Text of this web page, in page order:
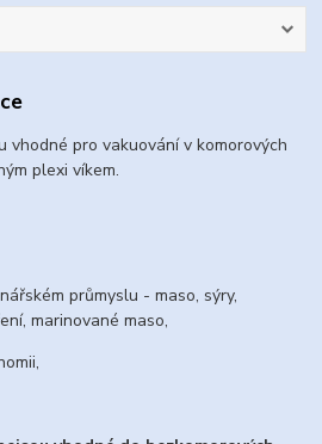
vhodné pro vakuování v komorových
plexi víkem.
průmyslu - maso, sýry,
marinované maso,